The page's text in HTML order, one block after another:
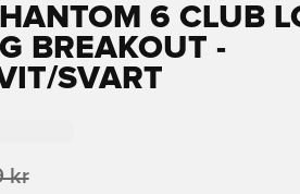
6 CLUB
BREAKOUT -
SVART
kr